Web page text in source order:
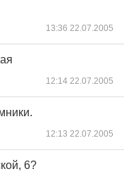
13:36 22.07.2005
12:14 22.07.2005
12:13 22.07.2005
6?